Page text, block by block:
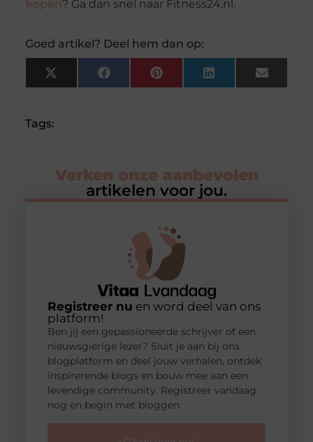
kopen? Ga dan snel naar Fitness24.nl.
Goed artikel? Deel hem dan op:
X
(Twitter)
FacebookPinterestLinkedInEmail
Tags:
Verken onze aanbevolen
artikelen voor jou.
Registreer nu en word deel van ons
platform!
Ben jij een gepassioneerde schrijver of een
nieuwsgierige lezer? Sluit je aan bij ons
blogplatform en deel jouw verhalen, ontdek
inspirerende blogs en bouw mee aan een
levendige community. Registreer vandaag
nog en begin met bloggen.